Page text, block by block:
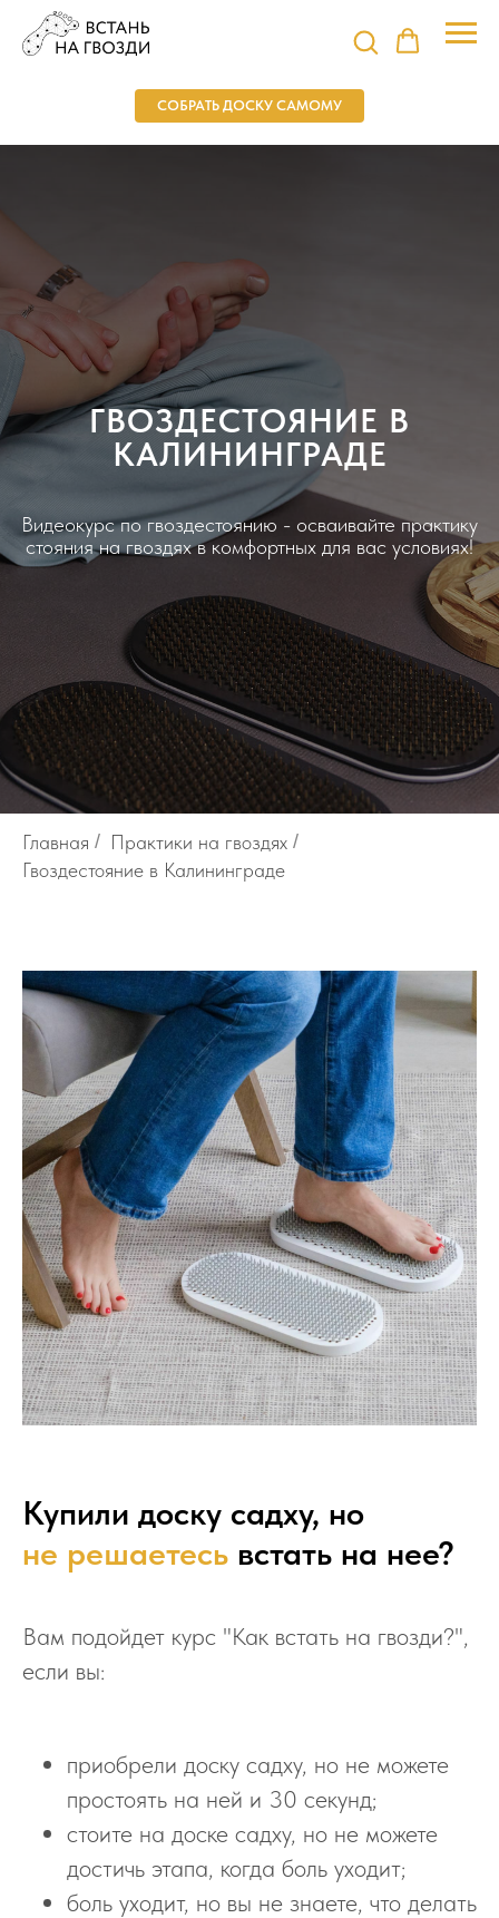
СОБРАТЬ ДОСКУ САМОМУ
ГВОЗДЕСТОЯНИЕ В
КАЛИНИНГРАДЕ
Видеокурс по гвоздестоянию - осваивайте практику
стояния на гвоздях в комфортных для вас условиях!
Главная / Практики на гвоздях /
Гвоздестояние в Калининграде
Купили доску садху, но
не решаетесь встать на нее?
Вам подойдет курс "Как встать на гвозди?",
если вы:
приобрели доску садху, но не можете
простоять на ней и 30 секунд;
стоите на доске садху, но не можете
достичь этапа, когда боль уходит;
боль уходит, но вы не знаете, что делать